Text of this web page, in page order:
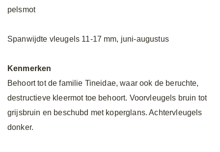
pelsmot
Spanwijdte vleugels 11-17 mm, juni-augustus
Kenmerken
Behoort tot de familie Tineidae, waar ook de beruchte,
destructieve kleermot toe behoort. Voorvleugels bruin tot
grijsbruin en beschubd met koperglans. Achtervleugels
donker.